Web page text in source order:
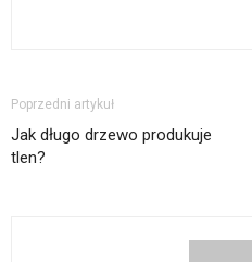
Poprzedni artykuł
Jak długo drzewo produkuje
tlen?